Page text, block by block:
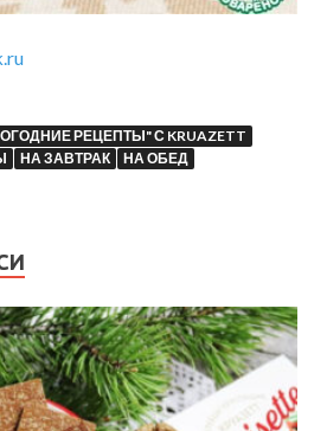
РЕЦЕПТЫ" С KRUAZETT
НА ЗАВТРАК
НА ОБЕД